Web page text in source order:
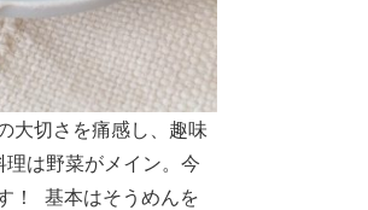
大切さを痛感し、趣味
は野菜がメイン。今
！ 基本はそうめんを